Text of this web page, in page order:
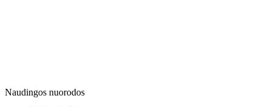
Naudingos nuorodos